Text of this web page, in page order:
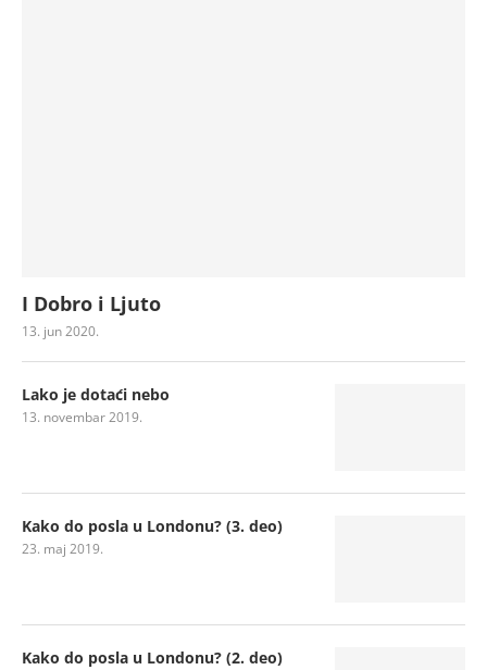
I Dobro i Ljuto
13. jun 2020.
Lako je dotaći nebo
13. novembar 2019.
Kako do posla u Londonu? (3. deo)
23. maj 2019.
Kako do posla u Londonu? (2. deo)